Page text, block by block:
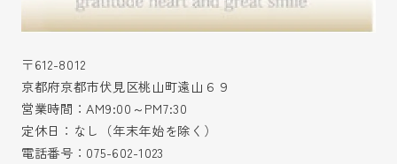
〒612-8012
京都府京都市伏見区桃山町遠山６９
営業時間：AM9:00～PM7:30
定休日：なし（年末年始を除く）
電話番号： 075-602-1023